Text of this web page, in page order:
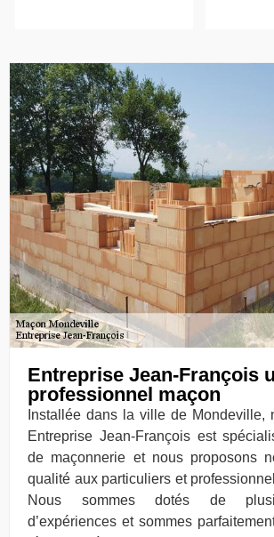
Entreprise Jean-François
professionnel maçon
Installée dans la ville de Mondeville,
Entreprise Jean-François est
de maçonnerie et nous proposons
qualité aux particuliers et
Nous sommes dotés de
d’expériences et sommes